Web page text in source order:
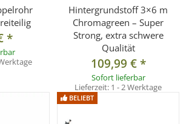
*
Hintergrundstoff 3×6 m
Chromagreen – Super
Strong, extra schwere
Qualität
109,99 €*
Sofort lieferbar
Lieferzeit: 1 - 2 Werktage
BELIEBT